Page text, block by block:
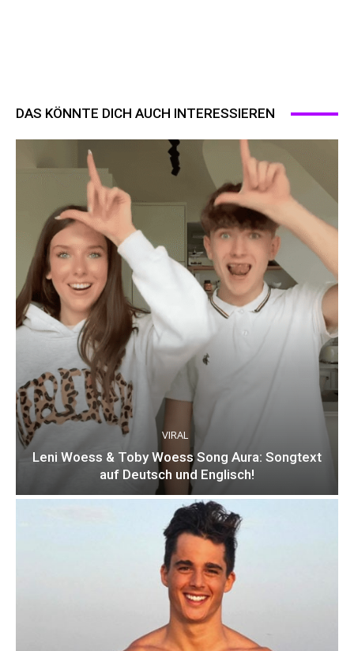
DAS KÖNNTE DICH AUCH INTERESSIEREN
VIRAL
Leni Woess & Toby Woess Song Aura: Songtext
auf Deutsch und Englisch!